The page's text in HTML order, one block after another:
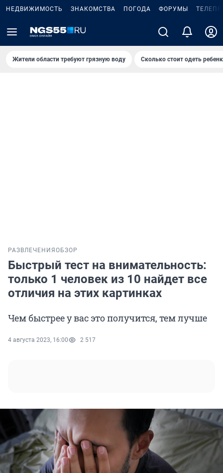
НЕДВИЖИМОСТЬ ЗНАКОМСТВА ПОГОДА ФОРУМЫ
Жители области требуют грязную воду Сколько стоит одеть
РАЗВЛЕЧЕНИЯ ОБЗОР
Быстрый тест на внимательность:
только 1 человек из 10 найдет все
отличия на этих картинках
Чем быстрее у вас это получится, тем лучше
4 августа 2023, 16:00 2 517